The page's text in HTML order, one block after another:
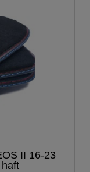
II 16-23